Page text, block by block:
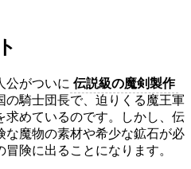
公がついに 伝説級の魔剣製作
の騎士団長で、迫りくる魔王軍
求めているのです。しかし、伝
な魔物の素材や希少な鉱石が必
険に出ることになります。